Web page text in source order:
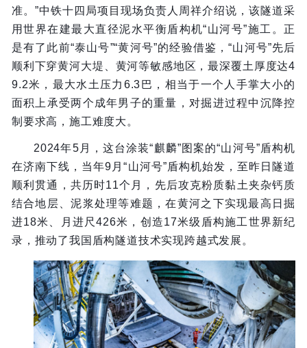
准。”中铁十四局项目现场负责人周祥介绍说，该隧道采
用世界在建最大直径泥水平衡盾构机“山河号”施工。正
是有了此前“泰山号”“黄河号”的经验借鉴，“山河号”先后
顺利下穿黄河大堤、黄河等敏感地区，最深覆土厚度达4
9.2米，最大水土压力6.3巴，相当于一个人手掌大小的
面积上承受两个成年男子的重量，对掘进过程中沉降控
制要求高，施工难度大。
2024年5月，这台涂装“麒麟”图案的“山河号”盾构机
在济南下线，当年9月“山河号”盾构机始发，至昨日隧道
顺利贯通，共历时11个月，先后攻克粉质黏土夹杂钙质
结合地层、泥浆处理等难题，在黄河之下实现最高日掘
进18米、月进尺426米，创造17米级盾构施工世界新纪
录，推动了我国盾构隧道技术实现跨越式发展。